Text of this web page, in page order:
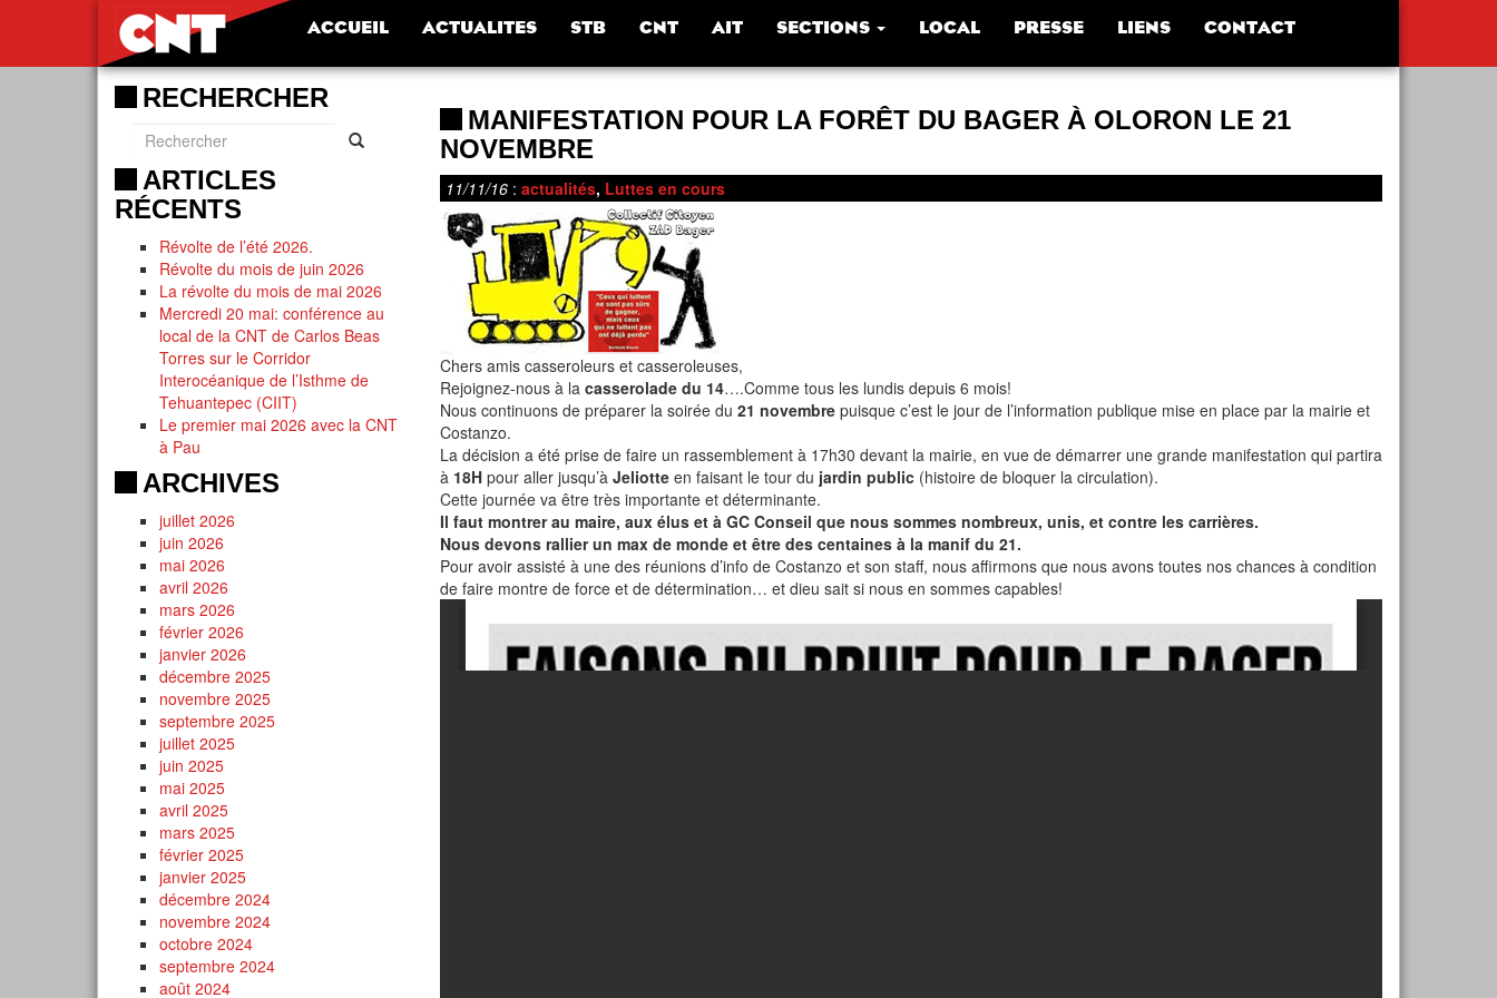
ACCUEIL ACTUALITES STB CNT AIT SECTIONS LOCAL PRESSE LIENS CONTACT
RECHERCHER
ARTICLES
RÉCENTS
Révolte de l’été 2026.
Révolte du mois de juin 2026
La révolte du mois de mai 2026
Mercredi 20 mai: conférence au
local de la CNT de Carlos Beas
Torres sur le Corridor
Interocéanique de l’Isthme de
Tehuantepec (CIIT)
Le premier mai 2026 avec la CNT
à Pau
ARCHIVES
juillet 2026
juin 2026
mai 2026
avril 2026
mars 2026
février 2026
janvier 2026
décembre 2025
novembre 2025
septembre 2025
juillet 2025
juin 2025
mai 2025
avril 2025
mars 2025
février 2025
janvier 2025
décembre 2024
novembre 2024
octobre 2024
septembre 2024
août 2024
MANIFESTATION POUR LA FORÊT DU BAGER À OLORON LE 21
NOVEMBRE
11/11/16 : actualités, Luttes en cours
Chers amis casseroleurs et casseroleuses,
Rejoignez-nous à la casserolade du 14….Comme tous les lundis depuis 6 mois!
Nous continuons de préparer la soirée du 21 novembre puisque c’est le jour de l’information publique mise en place par la mairie et
Costanzo.
La décision a été prise de faire un rassemblement à 17h30 devant la mairie, en vue de démarrer une grande manifestation qui partira
à 18H pour aller jusqu’à Jeliotte en faisant le tour du jardin public (histoire de bloquer la circulation).
Cette journée va être très importante et déterminante.
Il faut montrer au maire, aux élus et à GC Conseil que nous sommes nombreux, unis, et contre les carrières.
Nous devons rallier un max de monde et être des centaines à la manif du 21.
Pour avoir assisté à une des réunions d’info de Costanzo et son staff, nous affirmons que nous avons toutes nos chances à condition
de faire montre de force et de détermination… et dieu sait si nous en sommes capables!